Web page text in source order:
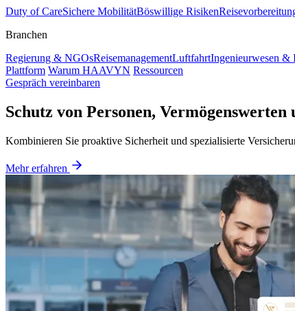
Duty of CareSichere MobilitätBöswillige Risiken
Branchen
Regierung & NGOsReisemanagementLuftfahrtIngenieurwesen &
Plattform Warum HAAVYN Ressourcen
Gespräch vereinbaren
Schutz von Personen,
Kombinieren Sie proaktive Sicherheit und spezialisierte
Mehr erfahren